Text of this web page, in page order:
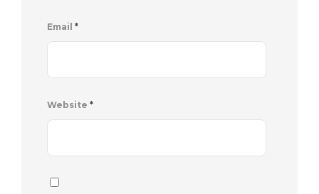
Email *
Website *